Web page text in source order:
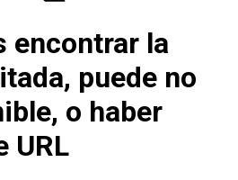
encontrar la
puede no
o haber
URL